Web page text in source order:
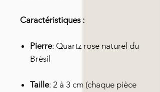
Caractéristiques :
Pierre: Quartz rose naturel du
Brésil
Taille: 2 à 3 cm (chaque pièce